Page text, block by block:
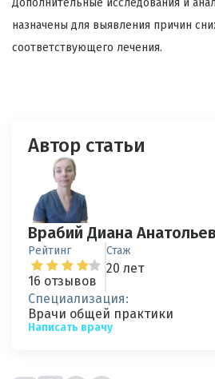
Дополнительные исследования и
назначены для выявления причин
соответствующего лечения.
Автор статьи
Врабий Диана
Рейтинг
16 отзывов
Стаж
20 лет
Специализация:
Врачи общей практики
Написать врачу